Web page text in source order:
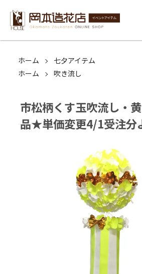
ホーム
七夕アイテム
ホーム
吹き流し
市松柄くす玉吹流し・
品★単価変更4/1受注分